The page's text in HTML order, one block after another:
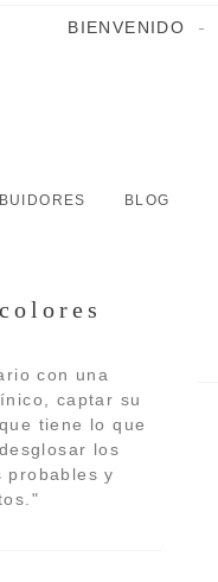
BIENVENIDO
BLOG
con una
captar su
tiene lo que
los
probables y